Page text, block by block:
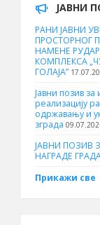
ЈАВНИ
РАНИ ЈАВНИ
ПРОСТОРНОГ
НАМЕНЕ
КОМПЛЕКСА
ГОЛАЈА”
Јавни позив
реализацију
одржавању и
зграда
ЈАВНИ ПОЗИВ
НАГРАДЕ
Прикажи све